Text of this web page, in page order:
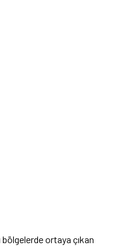
ortaya çıkan